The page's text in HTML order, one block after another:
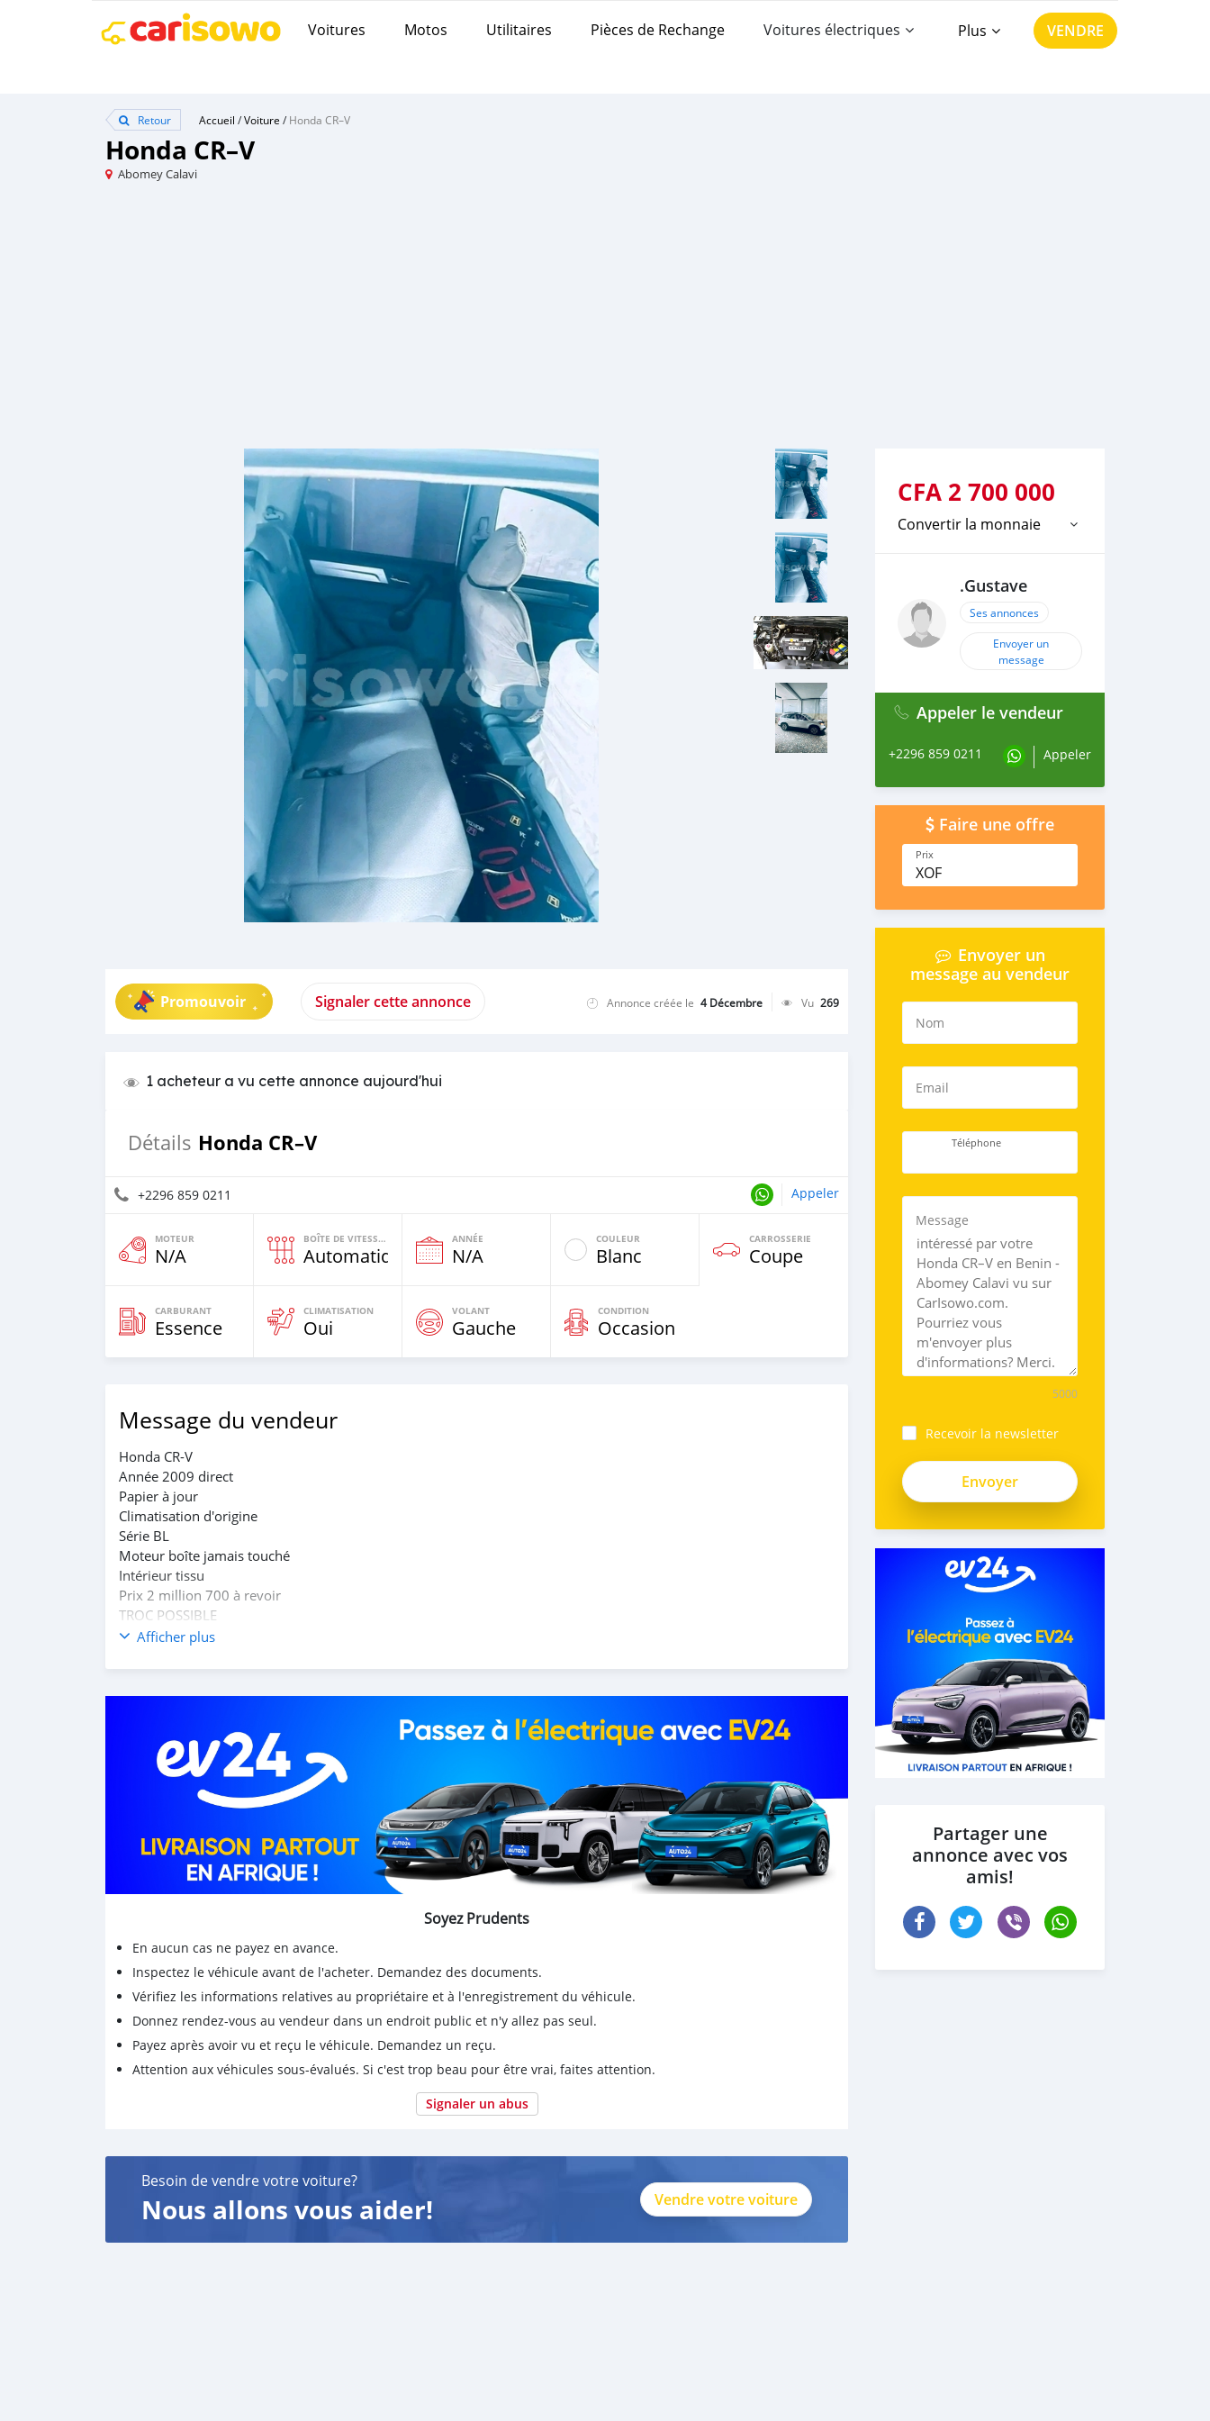
Voitures Motos Utilitaires Pièces de Rechange Voitures électriques Plus VENDRE
Retour Accueil /Voiture /Honda CR–V
Honda CR–V
Abomey Calavi
Promouvoir Signaler cette annonce Annonce créée le 4 Décembre Vu 269
1 acheteur a vu cette annonce aujourd'hui
Détails Honda CR–V
+2296 859 0211 Appeler
MOTEUR
N/A
BOÎTE DE VITESSES
Automatique
ANNÉE
N/A
COULEUR
Blanc
CARROSSERIE
Coupe
CARBURANT
Essence
CLIMATISATION
Oui
VOLANT
Gauche
CONDITION
Occasion
Message du vendeur
Honda CR-V
Année 2009 direct
Papier à jour
Climatisation d'origine
Série BL
Moteur boîte jamais touché
Intérieur tissu
Prix 2 million 700 à revoir
TROC POSSIBLE
68590211
Appel et WhatsApp
Afficher plus
Soyez Prudents
En aucun cas ne payez en avance.
Inspectez le véhicule avant de l'acheter. Demandez des documents.
Vérifiez les informations relatives au propriétaire et à l'enregistrement du véhicule.
Donnez rendez-vous au vendeur dans un endroit public et n'y allez pas seul.
Payez après avoir vu et reçu le véhicule. Demandez un reçu.
Attention aux véhicules sous-évalués. Si c'est trop beau pour être vrai, faites attention.
Signaler un abus
Besoin de vendre votre voiture?
Nous allons vous aider! Vendre votre voiture
CFA 2 700 000
Convertir la monnaie
.Gustave
Ses annonces
Envoyer un
message
Appeler le vendeur
+2296 859 0211 Appeler
Faire une offre
Prix
XOF
Envoyer un
message au vendeur
Nom
Email
Téléphone
Message
5000
Recevoir la newsletter
Partager une
annonce avec vos
amis!